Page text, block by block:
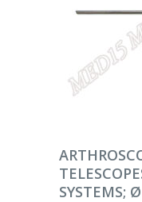
DEVAMINI
SYSTEMS;